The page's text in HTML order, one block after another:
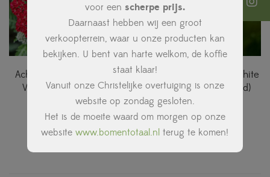
voor een scherpe prijs.
Daarnaast hebben wij een groot
verkoopterrein, waar u onze producten kan
bekijken. U bent van harte welkom, de koffie
staat klaar!
Vanuit onze Christelijke overtuiging is onze
website op zondag gesloten.
Het is de moeite waard om morgen op onze
websitewww.bomentotaal.nl terug te komen!
Achillea millefolium ‘Red
Velvet’ (Duizendblad)
1,85
Achillea millefolium ‘White
Beauty’ (Duizendblad)
€